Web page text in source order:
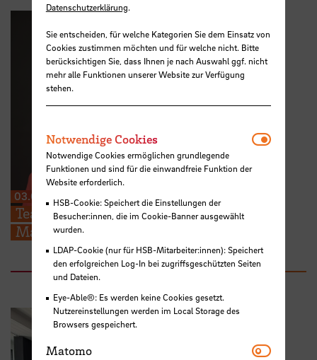
03.08.2026
Teaching Award der Academy of
Management für Dr. Humberta Silva
Datenschutzerklärung.
Sie entscheiden, für welche Kategorien Sie dem Einsatz von
Cookies zustimmen möchten und für welche nicht. Bitte
berücksichtigen Sie, dass Ihnen je nach Auswahl ggf. nicht
mehr alle Funktionen unserer Website zur Verfügung
stehen.
Notwendige Cookies
Notwendige Cookies ermöglichen grundlegende
Funktionen und sind für die einwandfreie Funktion der
Website erforderlich.
HSB-Cookie: Speichert die Einstellungen der
Besucher:innen, die im Cookie-Banner ausgewählt
wurden.
LDAP-Cookie (nur für HSB-Mitarbeiter:innen): Speichert
den erfolgreichen Log-In bei zugriffsgeschützten Seiten
und Dateien.
Eye-Able®: Es werden keine Cookies gesetzt.
Nutzereinstellungen werden im Local Storage des
Browsers gespeichert.
Matomo Matomo